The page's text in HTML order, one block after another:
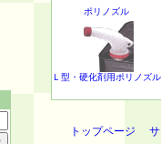
ポリノズル
Ｌ型・硬化剤用ポリノズル
トップページ